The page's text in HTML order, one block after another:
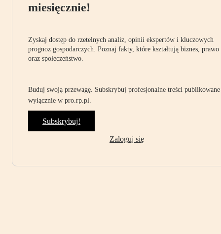
miesięcznie!
Zyskaj dostęp do rzetelnych analiz, opinii ekspertów i kluczowych
prognoz gospodarczych. Poznaj fakty, które kształtują biznes, prawo
oraz społeczeństwo.
Buduj swoją przewagę. Subskrybuj profesjonalne treści publikowane
wyłącznie w pro.rp.pl.
Subskrybuj!
Zaloguj się